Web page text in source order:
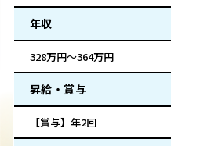
年収
328万円～364万円
昇給・賞与
【賞与】年2回